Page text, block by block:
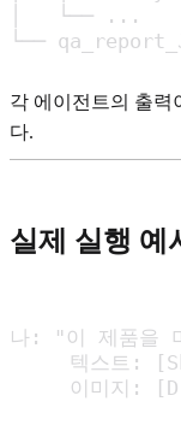
│   └── ...
└──
각 에이전트의 출력
다.
실제 실행 예
나: "이 제품을
텍스트:
이미지: